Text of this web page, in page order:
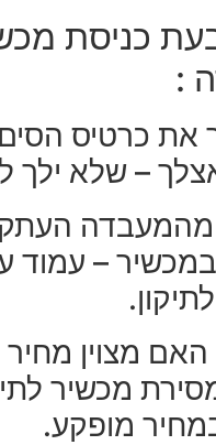
כניסת
:
את כרטיס
אצלך – שלא ילך
מהמעבדה
– עמוד
האם מצוין מחיר
מכשיר
מופקע.